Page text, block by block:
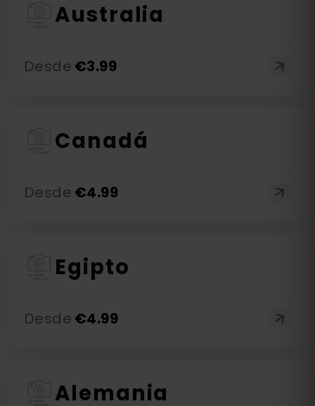
Australia
Desde €3.99
Canadá
Desde €4.99
Egipto
Desde €4.99
Alemania